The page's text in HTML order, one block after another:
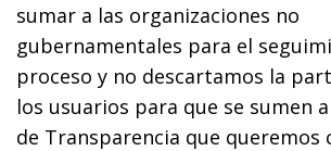
sumar a las organizaciones no
gubernamentales para el
proceso y no descartamos la
los usuarios para que se sumen
de Transparencia que queremos